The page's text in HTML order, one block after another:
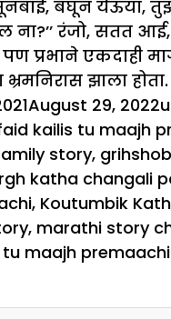
बघून येऊया,
ना?’’ रंजो, सतत
पण प्रभाने एकदाही
झाला होता.
August 29, 2022
kailis tu maajh
story,
katha changali
, Koutumbik
, marathi story
maajh premaachi